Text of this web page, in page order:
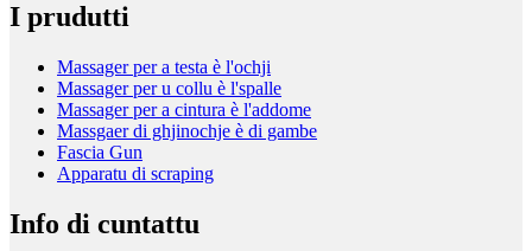
I prudutti
Massager per a testa è l'ochji
Massager per u collu è l'spalle
Massager per a cintura è l'addome
Massgaer di ghjinochje è di gambe
Fascia Gun
Apparatu di scraping
Info di cuntattu